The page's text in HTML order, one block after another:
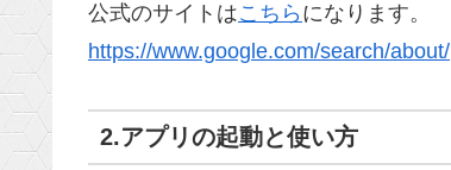
公式のサイトはこちら になります。
https://www.google.com/search/about/
2.アプリの起動と使い方